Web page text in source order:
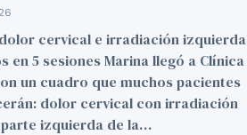
cervical e irradiación izquierda
en 5 sesiones Marina llegó a Clínica
un cuadro que muchos pacientes
dolor cervical con irradiación
izquierda de la…